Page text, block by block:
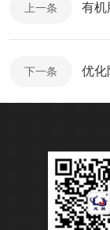
上一条 有机
下一条 优化